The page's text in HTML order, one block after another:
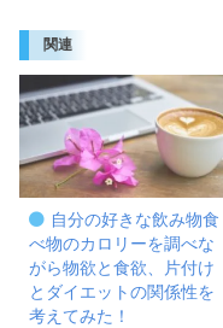
関連
自分の好きな飲み物食
べ物のカロリーを調べな
がら物欲と食欲、片付け
とダイエットの関係性を
考えてみた！